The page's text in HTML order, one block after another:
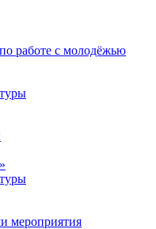
работе с молодёжью
мероприятия